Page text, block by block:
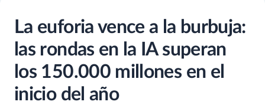
La euforia vence a la burbuja:
las rondas en la IA superan
los 150.000 millones en el
inicio del año